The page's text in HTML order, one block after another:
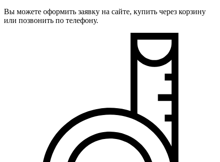
Вы можете оформить заявку на сайте, купить через корзину
или позвонить по телефону.